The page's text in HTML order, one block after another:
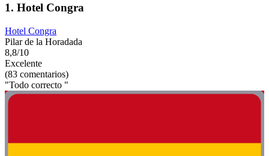
1. Hotel Congra
Hotel Congra
Pilar de la Horadada
8,8/10
Excelente
(83 comentarios)
"Todo correcto "